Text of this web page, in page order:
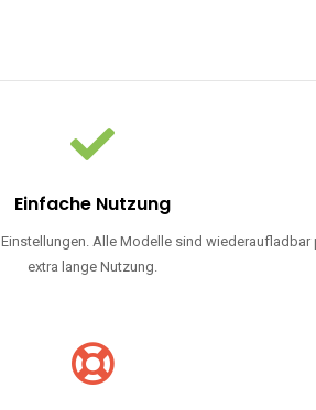
Einfache Nutzung
Alle Modelle sind wiederaufladbar
extra lange Nutzung.